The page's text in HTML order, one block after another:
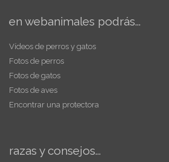
en webanimales podrás...
Vídeos de perros y gatos
Fotos de perros
Fotos de gatos
Fotos de aves
Encontrar una protectora
razas y consejos...